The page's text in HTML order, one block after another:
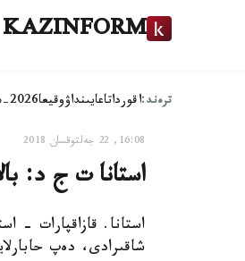
KAZINFORM
ترەند:اقورداتاعايىنداۋوقيعا2026-سايلاۋ
16:08, 22 جەلتوقسان 2018
استانا ت ج د:
استانا. قازاقپارات -
شاقىرادى، دەپ